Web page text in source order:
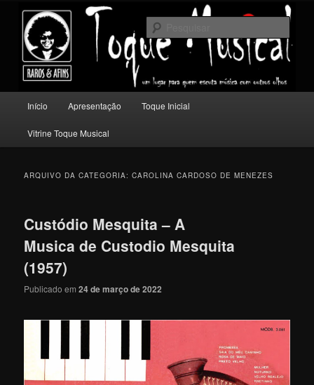
conteúdo
principal
conteúdo
secundário
Toque Musical
Um lugar para quem escuta música com outros olhos.
principal
Início Apresentação Toque Inicial
Vitrine Toque Musical
ARQUIVO DA CATEGORIA:CAROLINA CARDOSO DE MENEZES
Custódio Mesquita – A
Musica de Custodio Mesquita
(1957)
Publicado em24 de março de 2022